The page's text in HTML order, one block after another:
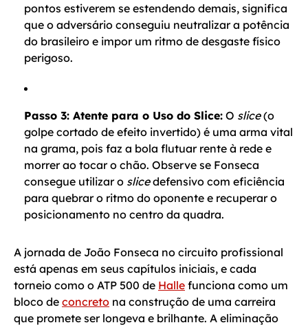
pontos estiverem se estendendo demais, significa
que o adversário conseguiu neutralizar a potência
do brasileiro e impor um ritmo de desgaste físico
perigoso.
Passo 3: Atente para o Uso do Slice: O slice(o
golpe cortado de efeito invertido) é uma arma vital
na grama, pois faz a bola flutuar rente à rede e
morrer ao tocar o chão. Observe se Fonseca
consegue utilizar o slicedefensivo com eficiência
para quebrar o ritmo do oponente e recuperar o
posicionamento no centro da quadra.
A jornada de João Fonseca no circuito profissional
está apenas em seus capítulos iniciais, e cada
torneio como o ATP 500 de Halle funciona como um
bloco de concreto na construção de uma carreira
que promete ser longeva e brilhante. A eliminação